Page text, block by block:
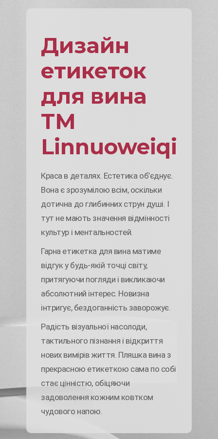
Дизайн
етикеток
для вина
ТМ
Linnuoweiqi
Краса в деталях. Естетика об’єднує.
Вона є зрозумілою всім, оскільки
дотична до глибинних струн душі. І
тут не мають значення відмінності
культур і ментальностей.
Гарна етикетка для вина матиме
відгук у будь-якій точці світу,
притягуючи погляди і викликаючи
абсолютний інтерес. Новизна
інтригує, бездоганність заворожує.
Радість візуальної насолоди,
тактильного пізнання і відкриття
нових вимірів життя. Пляшка вина з
прекрасною етикеткою сама по собі
стає цінністю, обіцяючи
задоволення кожним ковтком
чудового напою.